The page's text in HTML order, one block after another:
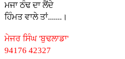
ਮਜਾ ਠੰਢ ਦਾ ਲੈਂਦੇ
ਹਿੰਮਤ ਵਾਲੇ ਤਾਂ.......।
ਮੇਜਰ ਸਿੰਘ 'ਬੁਢਲਾਡਾ'
94176 42327